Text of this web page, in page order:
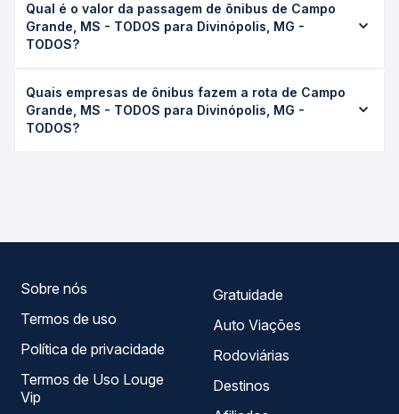
Divinópolis, MG - TODOS leva em média 27h 29min,
podendo variar conforme a viação, o tipo de serviço
(convencional, executivo ou leito) e as condições de
desejada.
Qual é o valor da passagem de ônibus de Campo
Grande, MS - TODOS para Divinópolis, MG -
TODOS?
TODOS para Divinópolis, MG - TODOS custa em média R$
517,28 e varia conforme a data da viagem, a empresa, o
tipo de poltrona e a antecedência da compra. Na Quero
Quais empresas de ônibus fazem a rota de Campo
Grande, MS - TODOS para Divinópolis, MG -
TODOS?
Sobre nós
Termos de uso
Política de privacidade
Termos de Uso Louge
Vip
Gratuidade
Auto Viações
Rodoviárias
Destinos